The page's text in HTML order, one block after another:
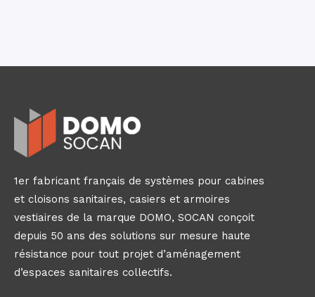
1er fabricant français de systèmes pour cabines
et cloisons sanitaires, casiers et armoires
vestiaires de la marque DOMO, SOCAN conçoit
depuis 50 ans des solutions sur mesure haute
résistance pour tout projet d’aménagement
d’espaces sanitaires collectifs.